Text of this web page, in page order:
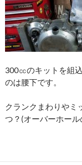
300㏄のキットを組
のは腰下です。
クランクまわりやミ
つ？(オーバーホール